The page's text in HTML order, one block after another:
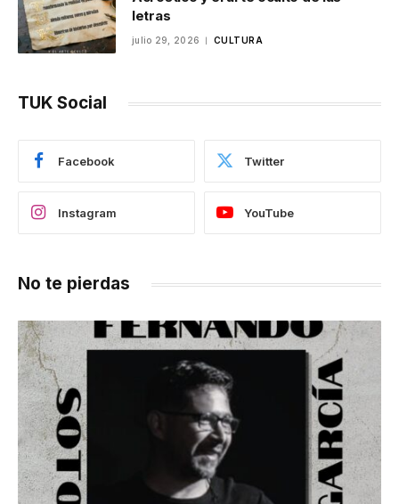
letras
julio 29, 2026 CULTURA
TUK Social
Facebook Twitter
Instagram YouTube
No te pierdas